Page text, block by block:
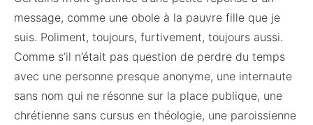
message, comme une obole à la pauvre fille que je
suis. Poliment, toujours, furtivement, toujours aussi.
Comme s’il n’était pas question de perdre du temps
avec une personne presque anonyme, une internaute
sans nom qui ne résonne sur la place publique, une
chrétienne sans cursus en théologie, une paroissienne